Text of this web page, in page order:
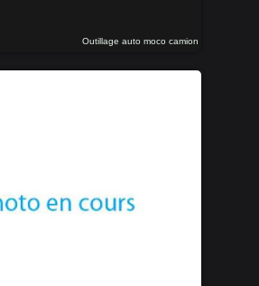
Outillage auto moco camion